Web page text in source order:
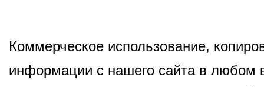
Коммерческое использование,
информации с нашего сайта в любом